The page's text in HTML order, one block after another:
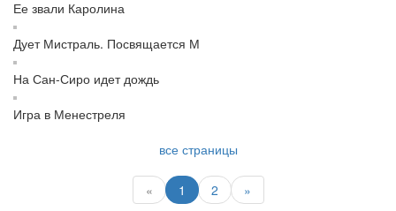
Ее звали Каролина
Дует Мистраль. Посвящается М
На Сан-Сиро идет дождь
Игра в Менестреля
все страницы
« 1 2 »